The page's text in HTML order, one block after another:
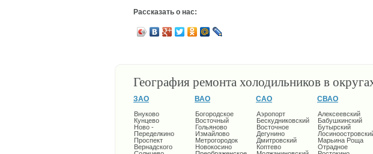
Рассказать о нас:
География ремонта холодильников в
ЗАО
Внуково
Кунцево
Ново -
Переделкино
Проспект
Вернадского
ВАО
Богородское
Восточный
Гольяново
Измайлово
Метрогородок
Новокосино
САО
Аэропорт
Бескудниковский
Восточное
Дегунино
Дмитровский
Коптево
СВАО
Алексеевский
Бабушкинский
Бутырский
Марьина Роща
Отрадное